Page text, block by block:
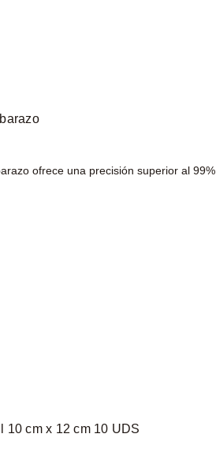
ofrece una precisión superior al 99%
10 cm x 12 cm 10 UDS